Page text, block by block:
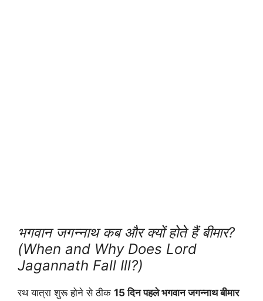
भगवान जगन्नाथ कब और क्यों होते हैं बीमार?
(When and Why Does Lord
Jagannath Fall Ill?)
रथ यात्रा शुरू होने से ठीक 15 दिन पहले भगवान जगन्नाथ बीमार